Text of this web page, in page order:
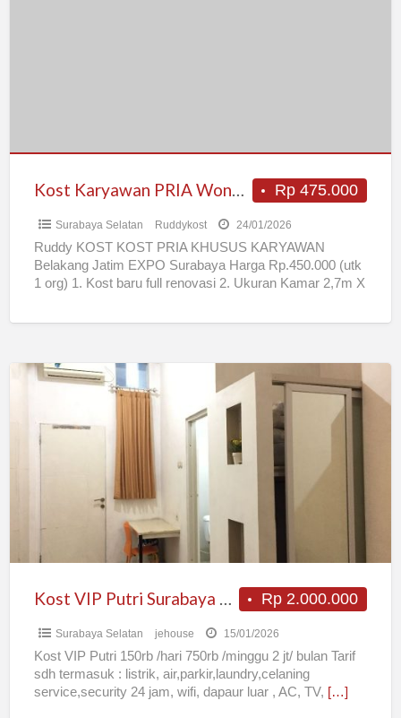
Rp 475.000
Kost Karyawan PRIA Wonocolo Surabaya
Surabaya Selatan Ruddykost 24/01/2026
Ruddy KOST KOST PRIA KHUSUS KARYAWAN
Belakang Jatim EXPO Surabaya Harga Rp.450.000 (utk
1 org) 1. Kost baru full renovasi 2. Ukuran Kamar 2,7m X
Kost
Putri
Surabaya
Univ.
Rp 2.000.000
Kost VIP Putri Surabaya Barat, termasuk listrik, dekat Univ. WK
Surabaya Selatan jehouse 15/01/2026
Kost VIP Putri 150rb /hari 750rb /minggu 2 jt/ bulan Tarif
sdh termasuk : listrik, air,parkir,laundry,celaning
service,security 24 jam, wifi, dapaur luar , AC, TV, […]